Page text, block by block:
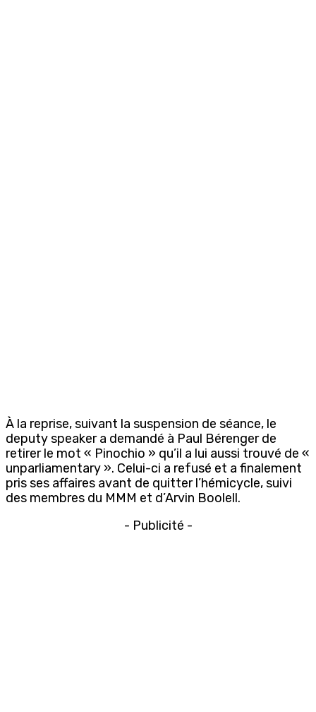
À la reprise, suivant la suspension de séance, le
deputy speaker a demandé à Paul Bérenger de
retirer le mot « Pinochio » qu’il a lui aussi trouvé de «
unparliamentary ». Celui-ci a refusé et a finalement
pris ses affaires avant de quitter l’hémicycle, suivi
des membres du MMM et d’Arvin Boolell.
- Publicité -